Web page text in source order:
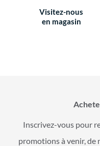
Visitez-nous
en magasin
Inscrivez-vous pour
promotions à venir, de